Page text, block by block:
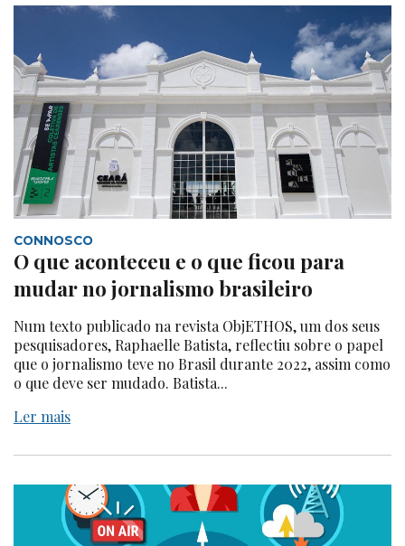
CONNOSCO
O que aconteceu e o que ficou para
mudar no jornalismo brasileiro
Num texto publicado na revista ObjETHOS, um dos seus
pesquisadores, Raphaelle Batista, reflectiu sobre o papel
que o jornalismo teve no Brasil durante 2022, assim como
o que deve ser mudado. Batista...
Ler mais